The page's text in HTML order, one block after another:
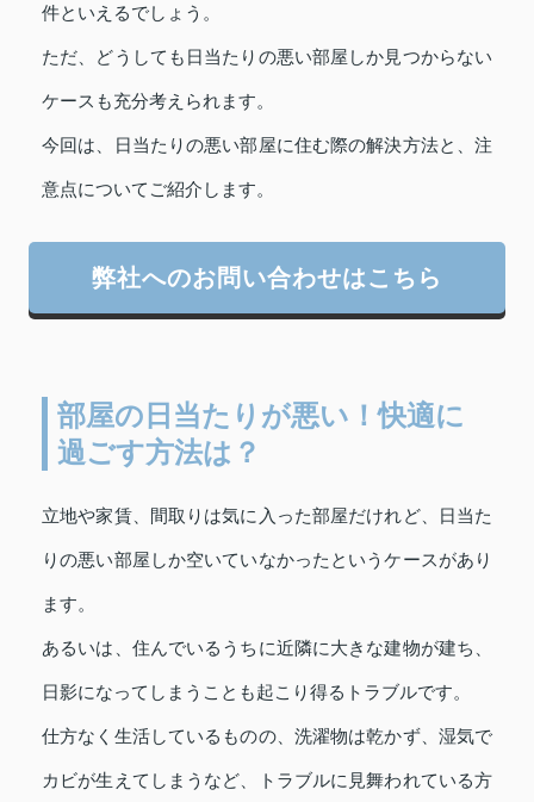
件といえるでしょう。
ただ、どうしても日当たりの悪い部屋しか見つからない
ケースも充分考えられます。
今回は、日当たりの悪い部屋に住む際の解決方法と、注
意点についてご紹介します。
弊社へのお問い合わせはこちら
部屋の日当たりが悪い！快適に
過ごす方法は？
立地や家賃、間取りは気に入った部屋だけれど、日当た
りの悪い部屋しか空いていなかったというケースがあり
ます。
あるいは、住んでいるうちに近隣に大きな建物が建ち、
日影になってしまうことも起こり得るトラブルです。
仕方なく生活しているものの、洗濯物は乾かず、湿気で
カビが生えてしまうなど、トラブルに見舞われている方